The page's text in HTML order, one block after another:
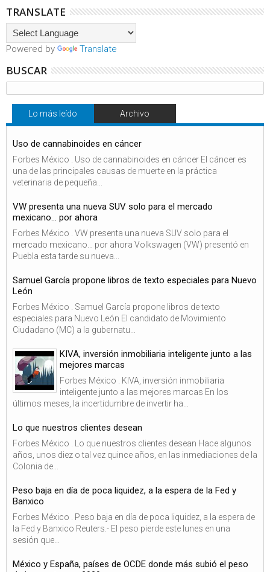
TRANSLATE
Powered by Translate
BUSCAR
Lo más leído Archivo
Uso de cannabinoides en cáncer
Forbes México . Uso de cannabinoides en cáncer El cáncer es
una de las principales causas de muerte en la práctica
veterinaria de pequeña...
VW presenta una nueva SUV solo para el mercado
mexicano… por ahora
Forbes México . VW presenta una nueva SUV solo para el
mercado mexicano… por ahora Volkswagen (VW) presentó en
Puebla esta tarde su nueva...
Samuel García propone libros de texto especiales para Nuevo
León
Forbes México . Samuel García propone libros de texto
especiales para Nuevo León El candidato de Movimiento
Ciudadano (MC) a la gubernatu...
KIVA, inversión inmobiliaria inteligente junto a las
mejores marcas
Forbes México . KIVA, inversión inmobiliaria
inteligente junto a las mejores marcas En los
últimos meses, la incertidumbre de invertir ha...
Lo que nuestros clientes desean
Forbes México . Lo que nuestros clientes desean Hace algunos
años, unos diez o tal vez quince años, en las inmediaciones de la
Colonia de...
Peso baja en día de poca liquidez, a la espera de la Fed y
Banxico
Forbes México . Peso baja en día de poca liquidez, a la espera de
la Fed y Banxico Reuters.- El peso pierde este lunes en una
sesión que...
México y España, países de OCDE donde más subió el peso